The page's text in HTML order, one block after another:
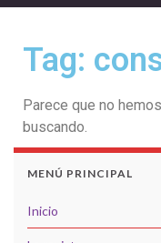
Tag:
Parece que no
buscando.
MENÚ PRINCIPAL
Inicio